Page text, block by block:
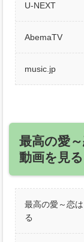
U-NEXT
AbemaTV
music.jp
最高の愛
動画を見る
最高の愛～恋
る